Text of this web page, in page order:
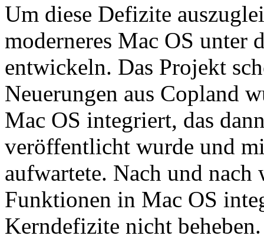
Um diese Defizite
moderneres Mac OS unter
entwickeln. Das Projekt
Neuerungen aus Copland
Mac OS integriert, das
veröffentlicht wurde und
aufwartete. Nach und
Funktionen in Mac OS
Kerndefizite nicht beheben.